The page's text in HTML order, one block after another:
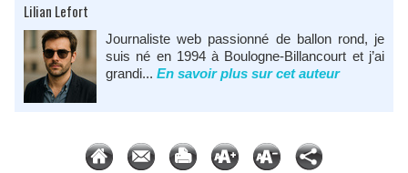
Lilian Lefort
Journaliste web passionné de ballon rond, je
suis né en 1994 à Boulogne-Billancourt et j’ai
grandi... En savoir plus sur cet auteur